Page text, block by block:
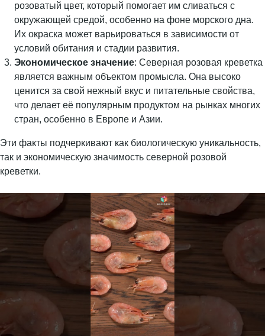
розоватый цвет, который помогает им сливаться с
окружающей средой, особенно на фоне морского дна.
Их окраска может варьироваться в зависимости от
условий обитания и стадии развития.
Экономическое значение: Северная розовая креветка
является важным объектом промысла. Она высоко
ценится за свой нежный вкус и питательные свойства,
что делает её популярным продуктом на рынках многих
стран, особенно в Европе и Азии.
Эти факты подчеркивают как биологическую уникальность,
так и экономическую значимость северной розовой
креветки.